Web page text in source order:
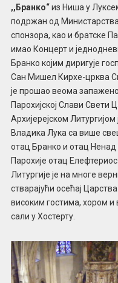
,,Бранко“из Ниша у
подржан од
спонзора, као и братске
имао Концерт и
Бранко којим диригује
Сан Мишел Кирхе-црква
је прошао веома
Парохијској Слави Свети
Архијерејском
Владика Лука са више
отац Бранко и отац
Парохије отац
Литургије је на многе
стварајући осећај
високим гостима, хором и
сали у Хостерту.